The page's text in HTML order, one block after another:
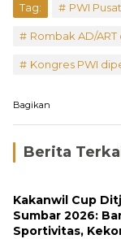
Tag: PWI Pusat
Rombak AD/
Kongres PWI
Bagikan
Berita
Kakanwil Cup
Sumbar 2026:
Sportivitas,